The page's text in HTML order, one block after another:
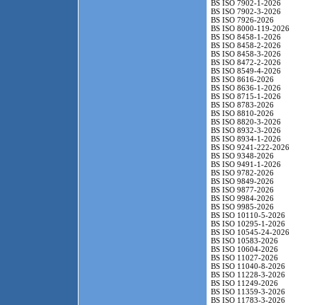
BS ISO 7902-1-2026
BS ISO 7902-3-2026
BS ISO 7926-2026
BS ISO 8000-119-2026
BS ISO 8458-1-2026
BS ISO 8458-2-2026
BS ISO 8458-3-2026
BS ISO 8472-2-2026
BS ISO 8549-4-2026
BS ISO 8616-2026
BS ISO 8636-1-2026
BS ISO 8715-1-2026
BS ISO 8783-2026
BS ISO 8810-2026
BS ISO 8820-3-2026
BS ISO 8932-3-2026
BS ISO 8934-1-2026
BS ISO 9241-222-2026
BS ISO 9348-2026
BS ISO 9491-1-2026
BS ISO 9782-2026
BS ISO 9849-2026
BS ISO 9877-2026
BS ISO 9984-2026
BS ISO 9985-2026
BS ISO 10110-5-2026
BS ISO 10295-1-2026
BS ISO 10545-24-2026
BS ISO 10583-2026
BS ISO 10604-2026
BS ISO 11027-2026
BS ISO 11040-8-2026
BS ISO 11228-3-2026
BS ISO 11249-2026
BS ISO 11359-3-2026
BS ISO 11783-3-2026